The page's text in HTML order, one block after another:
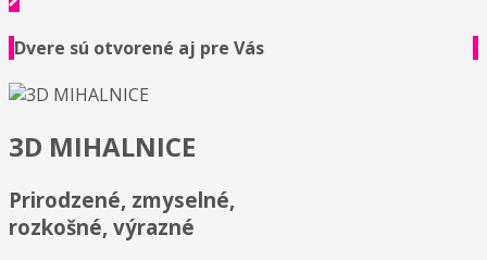
Dvere sú otvorené aj pre Vás
3D MIHALNICE
Prirodzené, zmyselné,
rozkošné, výrazné